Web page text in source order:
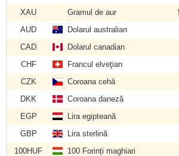
XAU
Gramul de aur
AUD
Dolarul australian
CAD
Dolarul canadian
CHF
Francul elveţian
CZK
Coroana cehă
DKK
Coroana daneză
EGP
Lira egipteană
GBP
Lira sterlină
100HUF
100 Forinți maghiari